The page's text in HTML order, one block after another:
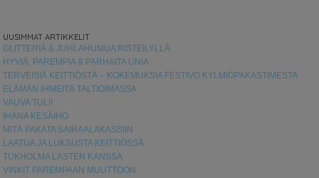
UUSIMMAT ARTIKKELIT
GLITTERIÄ & JUHLAHUMUA RISTEILYLLÄ
HYVIÄ, PAREMPIA & PARHAITA UNIA
TERVEISIÄ KEITTIÖSTÄ – KOKEMUKSIA FESTIVO KYLMIÖPAKASTIMESTA
ELÄMÄN IHMEITÄ TALTIOIMASSA
VAUVA TULI!
IHANA KESÄIHO
MITÄ PAKATA SAIRAALAKASSIIN
LAATUA JA LUKSUSTA KEITTIÖSSÄ
TUKHOLMA LASTEN KANSSA
VINKIT PAREMPAAN MUUTTOON